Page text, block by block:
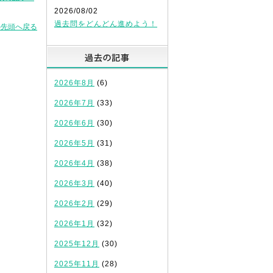
頭へ戻る
2026/08/02
過去問をどんどん進めよう！
2026年8月 (6)
2026年7月 (33)
2026年6月 (30)
2026年5月 (31)
2026年4月 (38)
2026年3月 (40)
2026年2月 (29)
2026年1月 (32)
2025年12月 (30)
2025年11月 (28)